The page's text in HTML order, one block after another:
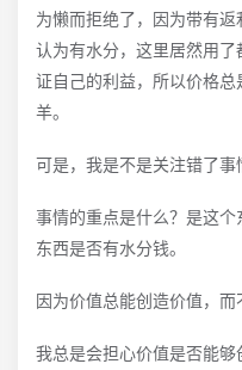
为懒而拒绝了，因为带有
认为有水分，这里居然用
证自己的利益，所以价格
羊。
可是，我是不是关注错了事
事情的重点是什么？是这
东西是否有水分钱。
因为价值总能创造价值，而
我总是会担心价值是否能